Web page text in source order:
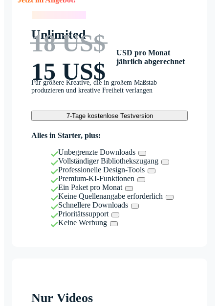
Unlimited
18 US$
15 US$
USD pro Monat
jährlich abgerechnet
Für größere Kreative, die in großem Maßstab
produzieren und kreative Freiheit verlangen
7-Tage kostenlose Testversion
Alles in Starter, plus:
Unbegrenzte Downloads
Vollständiger Bibliothekszugang
Professionelle Design-Tools
Premium-KI-Funktionen
Ein Paket pro Monat
Keine Quellenangabe erforderlich
Schnellere Downloads
Prioritätssupport
Keine Werbung
Nur Videos